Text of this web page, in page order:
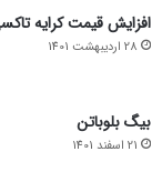
افزایش قیمت کرایه
28 اردیبهشت 1401
بیگ بلوباتن
21 اسفند 1401